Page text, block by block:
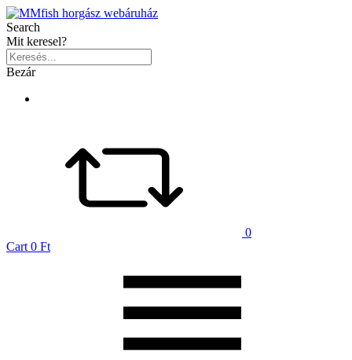
Search
Mit keresel?
Bezár
0
Cart 0 Ft